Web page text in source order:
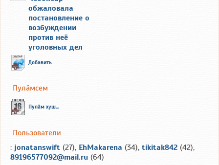
обжаловала
постановление о
возбуждении
против неё
уголовных дел
Добавить
Пулăмсем
Пулăм хуш...
Пользователи
: jonatanswift (27), EhMakarena (34), tikitak842 (42),
89196577092@mail.ru (64)